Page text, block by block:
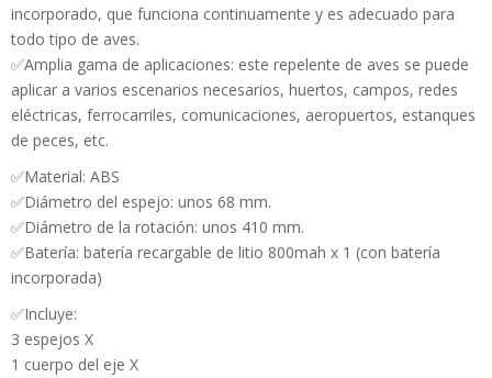
incorporado, que funciona continuamente y es adecuado para
todo tipo de aves.
✅Amplia gama de aplicaciones: este repelente de aves se puede
aplicar a varios escenarios necesarios, huertos, campos, redes
eléctricas, ferrocarriles, comunicaciones, aeropuertos, estanques
de peces, etc.
✅Material: ABS
✅Diámetro del espejo: unos 68 mm.
✅Diámetro de la rotación: unos 410 mm.
✅Batería: batería recargable de litio 800mah x 1 (con batería
incorporada)
✅Incluye:
3 espejos X
1 cuerpo del eje X